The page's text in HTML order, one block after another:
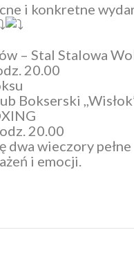
i konkretne
–Stal Stalowa
20.00
Bokserski
20.00
dwa wieczory pełne
i emocji.